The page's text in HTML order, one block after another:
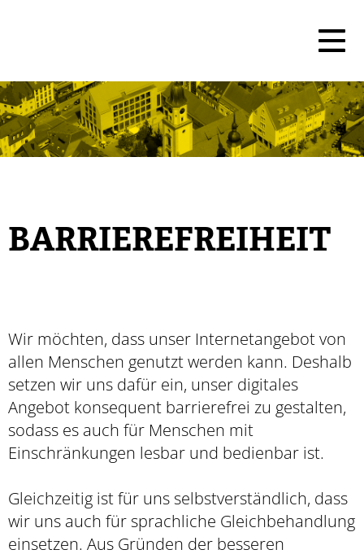
BARRIEREFREIHEIT
Wir möchten, dass unser Internetangebot von
allen Menschen genutzt werden kann. Deshalb
setzen wir uns dafür ein, unser digitales
Angebot konsequent barrierefrei zu gestalten,
sodass es auch für Menschen mit
Einschränkungen lesbar und bedienbar ist.
Gleichzeitig ist für uns selbstverständlich, dass
wir uns auch für sprachliche Gleichbehandlung
einsetzen. Aus Gründen der besseren